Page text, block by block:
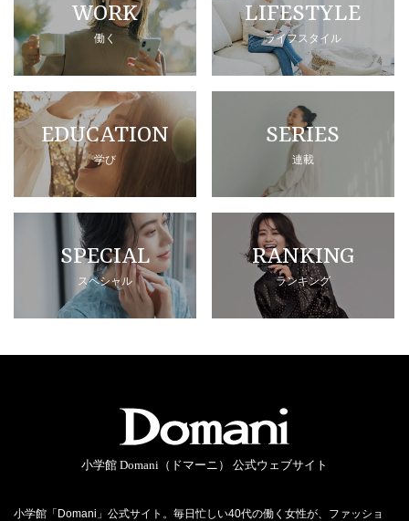
WORK
働く
LIFESTYLE
ライフスタイル
EDUCATION
学び
SERIES
連載
SPECIAL
スペシャル
RANKING
ランキング
小学館 Domani（ドマーニ） 公式ウェブサイト
小学館「Domani」公式サイト。毎日忙しい40代の働く女性が、ファッショ